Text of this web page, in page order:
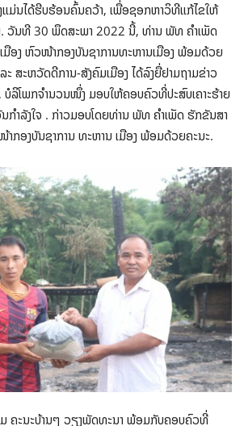
ມ່ນໄດ້ຮີບຮ້ອນຄົ້ນຄວ້າ, ເພື່ອຊອກຫາວິທີແກ້ໄຂໃຫ້
. ວັນທີ 30 ພຶດສະພາ 2022 ນີ້, ທ່ານ ພັທ ຄໍາເພັດ
ມືອງ ຫົວໜ້າກອງບັນຊາການທະຫານເມືອງ ພ້ອມດ້ວຍ
ະ ສະຫວັດດີການ-ສັງຄົມເມືອງ ໄດ້ລົງຍື່ຢາມຖາມຂ່າວ
, ບໍລິໂພກຈຳນວນໜຶ່ງ ມອບໃຫ້ຄອບຄົວທີ່ປະສົບເຄາະຮ້າຍ
ກຳລັງໃຈ . ກ່າວມອບໂດຍທ່ານ ພັທ ຄໍາເພັດ ຮັກຂັນສາ
າກອງບັນຊາການ ທະຫານ ເມືອງ ພ້ອມດ້ວຍຄະນະ.
ມ ຄະນະບ້ານໆ ວຽງພັດທະນາ ພ້ອມກັບຄອບຄົວທີ່